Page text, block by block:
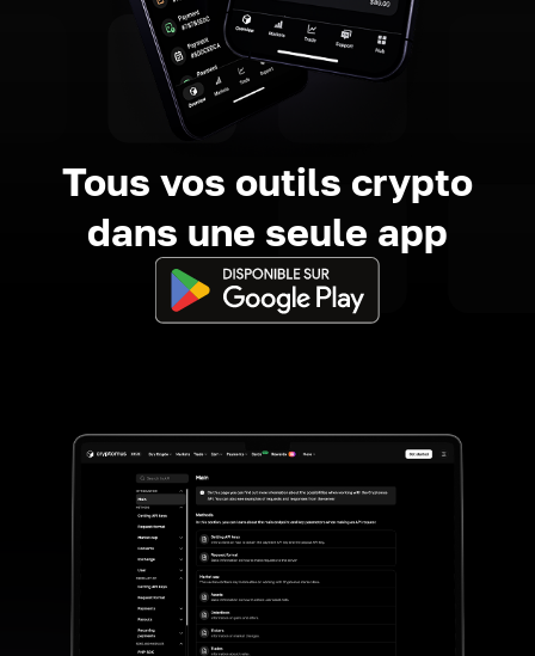
Tous vos outils crypto
dans une seule app